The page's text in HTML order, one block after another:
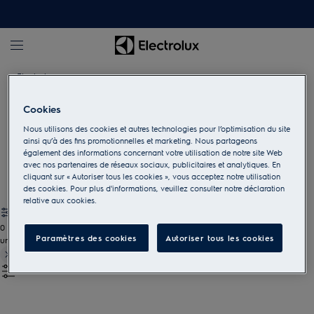
Electrolux
Accessoires pour la cuisson
Donnez une autre dimension à votre cuisine avec les ustensiles
et accessoires adaptés.
0
undefined
Cookies
Nous utilisons des cookies et autres technologies pour l’optimisation du site
ainsi qu’à des fins promotionnelles et marketing. Nous partageons
également des informations concernant votre utilisation de notre site Web
avec nos partenaires de réseaux sociaux, publicitaires et analytiques. En
cliquant sur « Autoriser tous les cookies », vous acceptez notre utilisation
des cookies. Pour plus d'informations, veuillez consulter notre déclaration
relative aux cookies.
Paramètres des cookies Autoriser tous les cookies